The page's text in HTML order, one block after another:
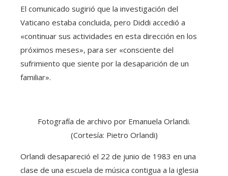
El comunicado sugirió que la investigación del
Vaticano estaba concluida, pero Diddi accedió a
«continuar sus actividades en esta dirección en los
próximos meses», para ser «consciente del
sufrimiento que siente por la desaparición de un
familiar».
Fotografía de archivo por Emanuela Orlandi.
(Cortesía: Pietro Orlandi)
Orlandi desapareció el 22 de junio de 1983 en una
clase de una escuela de música contigua a la iglesia